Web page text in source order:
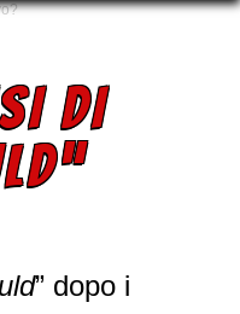
DI
” dopo i